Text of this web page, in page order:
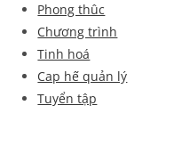
Phong thûc
Chương trình
Tinh hoá
Cap hế quản lý
Tuyển tập